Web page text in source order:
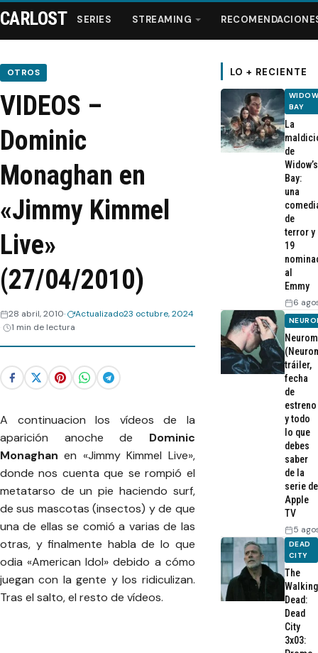
Series
Streaming
Recomendaciones
CARLOST SERIES STREAMING
OTROS
VIDEOS –
Dominic
Monaghan en
«Jimmy Kimmel
Live»
(27/04/2010)
28 abril, 2010 Actualizado23 octubre, 2024
1 min de lectura
A continuacion los vídeos de la
aparición anoche de Dominic
Monaghan en «Jimmy Kimmel Live»,
donde nos cuenta que se rompió el
metatarso de un pie haciendo surf,
de sus mascotas (insectos) y de que
una de ellas se comió a varias de las
otras, y finalmente habla de lo que
odia «American Idol» debido a cómo
juegan con la gente y los ridiculizan.
Tras el salto, el resto de vídeos.
LO + RECIENTE
BAY
La
de
Widow’s
Bay:
una
de
terror y
19
al
Emmy
6
tráiler,
fecha
de
estreno
y todo
lo que
debes
saber
de la
serie de
Apple
TV
5
DEAD
CITY
The
Walking
Dead:
Dead
City
3x03: